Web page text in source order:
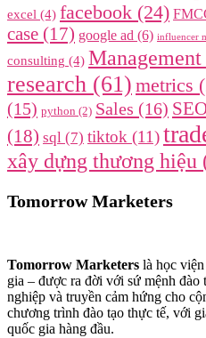
excel (4) facebook (24)
case (17) google ad (6) influencer
consulting (4)
research (61) metrics
(15) python (2) Sales (16)
(18) sql (7) tiktok (11)
xây dựng thương hiệu
Tomorrow Marketers
Tomorrow Marketers là học
gia – được ra đời với sứ mệnh
nghiệp và truyền cảm hứng cho
chương trình đào tạo thực tế, với
quốc gia hàng đầu.